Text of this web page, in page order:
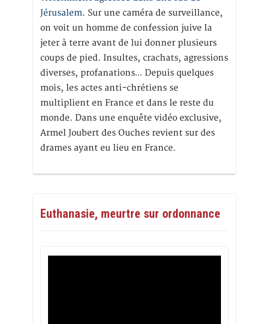
Jérusalem. Sur une caméra de surveillance,
on voit un homme de confession juive la
jeter à terre avant de lui donner plusieurs
coups de pied. Insultes, crachats, agressions
diverses, profanations… Depuis quelques
mois, les actes anti-chrétiens se
multiplient en France et dans le reste du
monde. Dans une enquête vidéo exclusive,
Armel Joubert des Ouches revient sur des
drames ayant eu lieu en France.
Euthanasie, meurtre sur ordonnance